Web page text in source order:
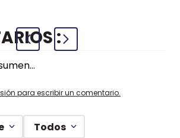
para escribir un comentario.
Todos